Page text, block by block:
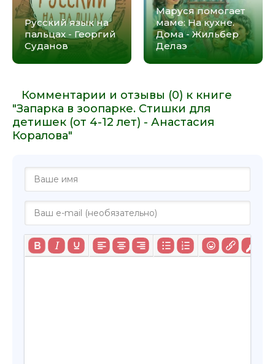
Русский язык на
пальцах - Георгий
Суданов
Маруся помогает
маме: На кухне.
Дома - Жильбер
Делаэ
Комментарии и отзывы (0) к книге
"Запарка в зоопарке. Стишки для
детишек (от 4-12 лет) - Анастасия
Коралова"